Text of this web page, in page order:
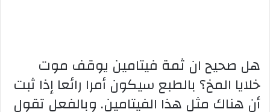
هل صحيح ان ثمة فيتامين يوقف موت
خلايا المخ؟ بالطبع سيكون أمرا رائعا إذا ثبت
أن هناك مثل هذا الفيتامين. وبالفعل تقول